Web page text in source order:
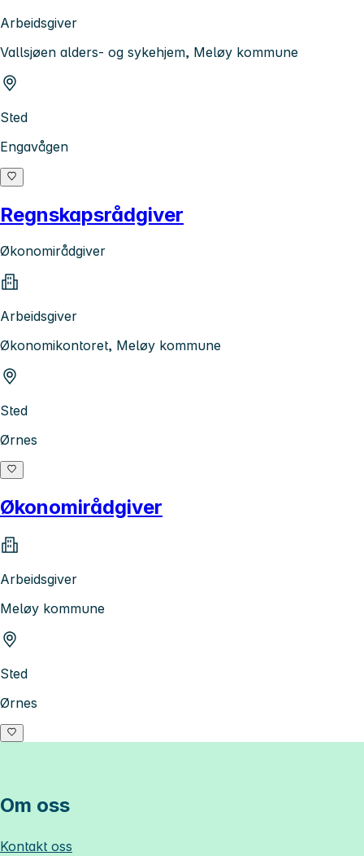
Arbeidsgiver
Vallsjøen alders- og sykehjem, Meløy kommune
Sted
Engavågen
Regnskapsrådgiver
Økonomirådgiver
Arbeidsgiver
Økonomikontoret, Meløy kommune
Sted
Ørnes
Økonomirådgiver
Arbeidsgiver
Meløy kommune
Sted
Ørnes
Om oss
Kontakt oss